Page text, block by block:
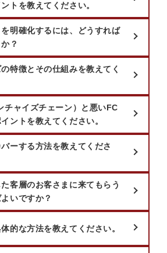
トを教えてください。
明確化するには、どうすれば
？
特徴とその仕組みを教えてく
チャイズチェーン）と悪いFC
ントを教えてください。
ーする方法を教えてくださ
客層のお客さまに来てもらう
いですか？
的な方法を教えてください。